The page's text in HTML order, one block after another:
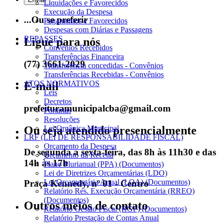
...Ou se preferir
Ligue para nós
(77) 3661-2029
E-mail
prefeituramunicipalcba@gmail.com
Ou seja atendido presencialmente
De segunda a sexta-feira, das 8h às 11h30 e das
14h às 17h
Praça Kennedy, nº 01 - Centro
Outros meios de contato
Liquidações e Favorecidos
Execução da Despesa
Pagamentos e Favorecidos
Despesas com Diárias e Passagens
REPASSES
Convênios Recebidos
Transferências Financeira
Transferência concedidas - Convênios
Transferências Recebidas - Convênios
ATOS NORMATIVOS
Leis
Decretos
Portarias
Resoluções
Lei Orgânica Municipal
LRF (LEI DE RESPONSABILIDADE FISCAL)
Orçamento da Despesa
Orçamento da Receita
Plano Plurianual (PPA) (Documentos)
Lei de Diretrizes Orçamentárias (LDO)
Lei Orçamentária Anual (LOA) (Documentos)
Relatório Res. Execução Orçamentária (RREO)
(Documentos)
Relatório Gestão Fiscal (RGF) (Documentos)
Relatório Prestação de Contas Anual